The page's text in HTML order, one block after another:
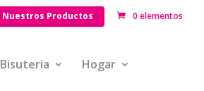
Nuestros Productos 0 elementos
Bisuteria Hogar